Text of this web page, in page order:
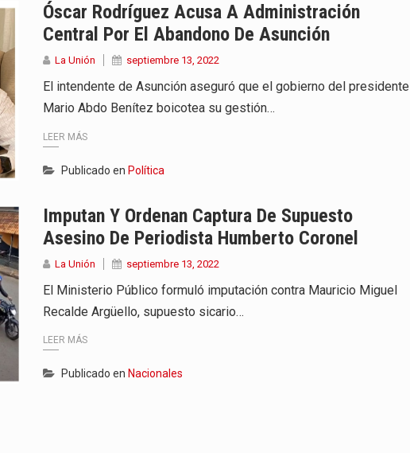
Óscar Rodríguez Acusa A Administración
Central Por El Abandono De Asunción
La Unión septiembre 13, 2022
El intendente de Asunción aseguró que el gobierno del presidente
Mario Abdo Benítez boicotea su gestión…
LEER MÁS
Publicado en Política
Imputan Y Ordenan Captura De Supuesto
Asesino De Periodista Humberto Coronel
La Unión septiembre 13, 2022
El Ministerio Público formuló imputación contra Mauricio Miguel
Recalde Argüello, supuesto sicario…
LEER MÁS
Publicado en Nacionales